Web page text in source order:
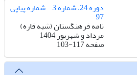
دوره 24، شماره 3 - شماره پیاپی
97
نامه فرهنگستان (شبه قاره)
مرداد و شهریور 1404
صفحه103-117